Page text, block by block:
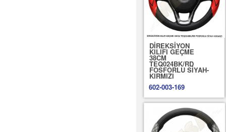
DİREKSİYON
KILIFI GEÇME
38CM
TEQ024BK/RD
FOSFORLU SİYAH-
KIRMIZI
602-003-169